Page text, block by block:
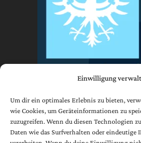
Einwilligung
Um dir ein optimales Erlebnis zu bieten,
wie Cookies, um Geräteinformationen zu
zuzugreifen. Wenn du diesen Technologien
Daten wie das Surfverhalten oder eindeutige
Impressum